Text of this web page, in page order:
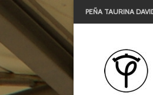
PEÑA TAURINA